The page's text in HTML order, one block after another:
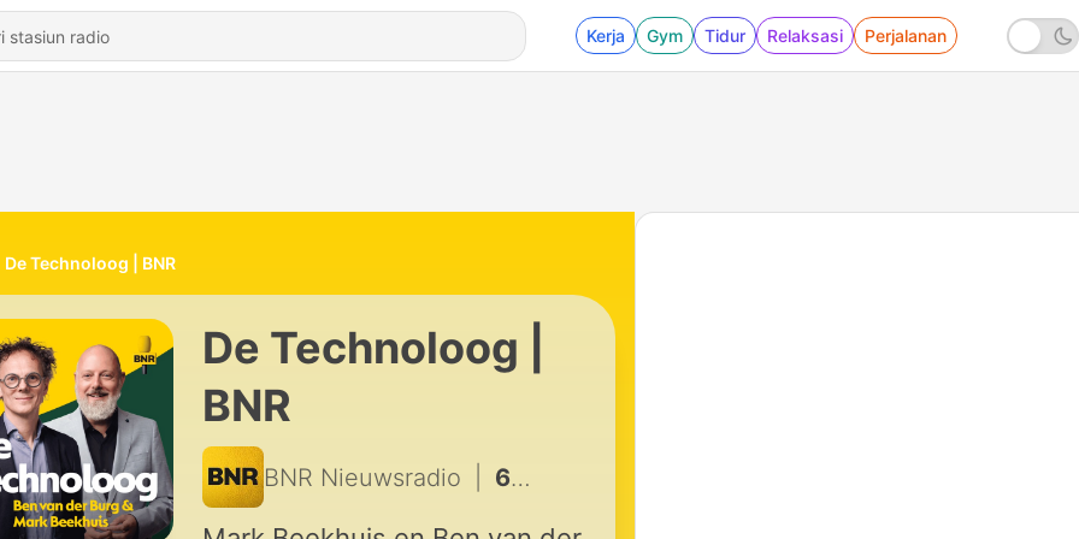
Kerja Gym Tidur Relaksasi Perjalanan
De Technoloog | BNR
De Technoloog |
BNR
BNR Nieuwsradio 659 - Gaat de AI-zeepbel ooit knappen?